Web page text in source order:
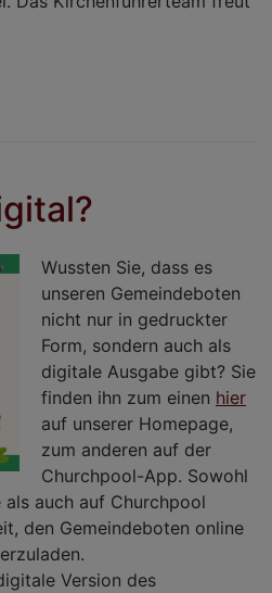
Wussten Sie, dass es
unseren Gemeindeboten
nicht nur in gedruckter
Form, sondern auch als
digitale Ausgabe gibt? Sie
finden ihn zum einen hier
auf unserer Homepage,
zum anderen auf der
Churchpool-App. Sowohl
auch auf Churchpool
den Gemeindeboten online
Version des